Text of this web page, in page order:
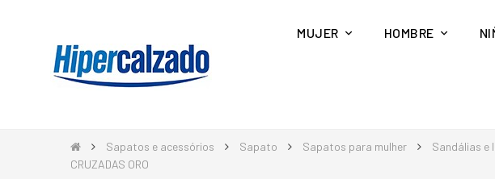
MUJER HOMBRE
Sapatos e acessórios Sapato Sapatos para mulher Sandálias e
CRUZADAS ORO